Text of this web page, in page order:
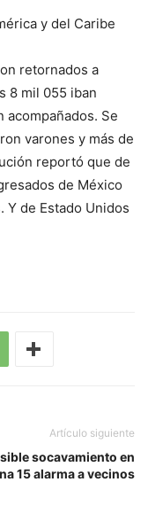
y del Caribe
retornados a
8 mil 055 iban
acompañados. Se
varones y más de
reportó que de
de México
de Estado Unidos
Artículo siguiente
socavamiento en
15 alarma a vecinos